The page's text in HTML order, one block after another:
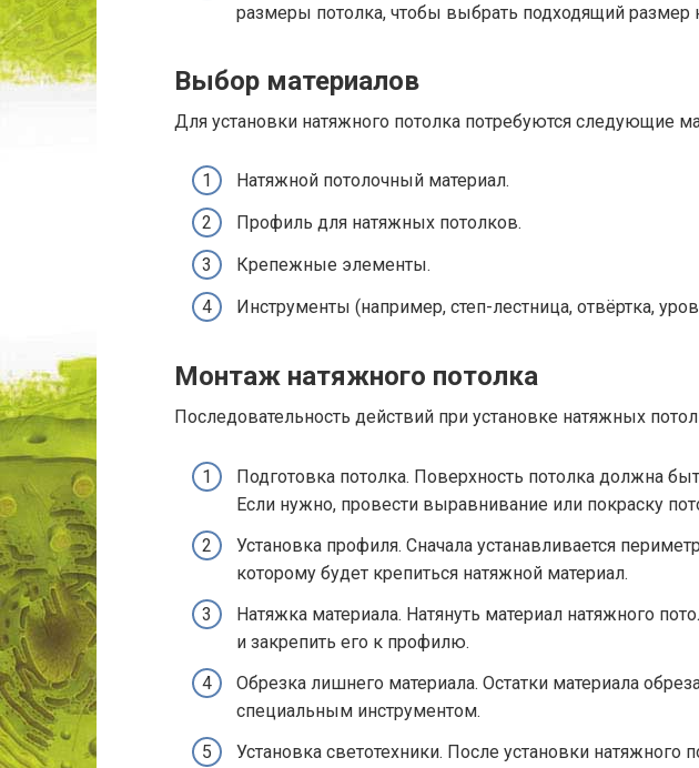
размеры потолка, чтобы выбрать подходящий размер
Выбор материалов
Для установки натяжного потолка потребуются следующие
Натяжной потолочный материал.
Профиль для натяжных потолков.
Крепежные элементы.
Инструменты (например, степ-лестница, отвёртка,
Монтаж натяжного потолка
Последовательность действий при установке натяжных
Подготовка потолка. Поверхность потолка должна
Если нужно, провести выравнивание или покраску
Установка профиля. Сначала устанавливается
которому будет крепиться натяжной материал.
Натяжка материала. Натянуть материал натяжного
и закрепить его к профилю.
Обрезка лишнего материала. Остатки материала
специальным инструментом.
Установка светотехники. После установки натяжного